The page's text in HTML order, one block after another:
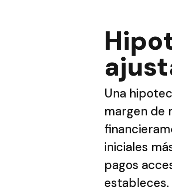
Una
margen de
iniciales
pagos